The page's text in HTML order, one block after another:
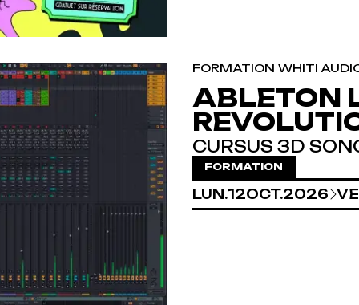
FORMATION WHITI
ABLETON
CURSUS 3D
FORMATION
DU
LUNDI
LUN.12OCTOBRE
OCT.2026
AU